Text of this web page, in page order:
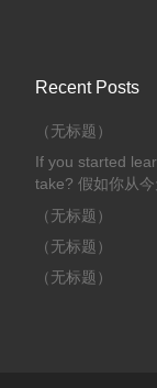
Recent Posts
（无标题）
If you started
take? 假如你从
（无标题）
（无标题）
（无标题）